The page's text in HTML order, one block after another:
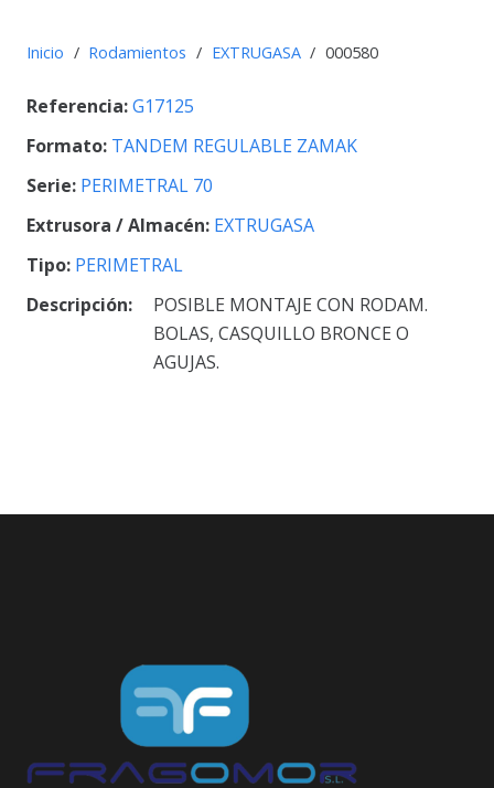
Inicio / Rodamientos / EXTRUGASA / 000580
Referencia:G17125
Formato: TANDEM REGULABLE ZAMAK
Serie: PERIMETRAL 70
Extrusora / Almacén: EXTRUGASA
Tipo: PERIMETRAL
Descripción:
POSIBLE MONTAJE CON RODAM.
BOLAS, CASQUILLO BRONCE O
AGUJAS.